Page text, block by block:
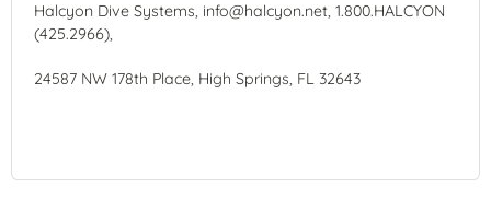
Halcyon Dive Systems, info@halcyon.net, 1.800.HALCYON
(425.2966),
24587 NW 178th Place, High Springs, FL 32643